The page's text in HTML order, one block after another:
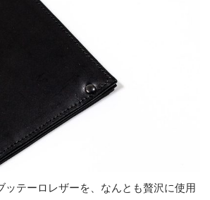
ッテーロレザーを、なんとも贅沢に使用